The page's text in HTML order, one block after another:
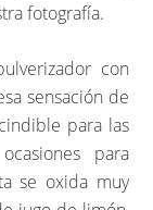
fotografía.
con
sensación de
para las
para
se oxida muy